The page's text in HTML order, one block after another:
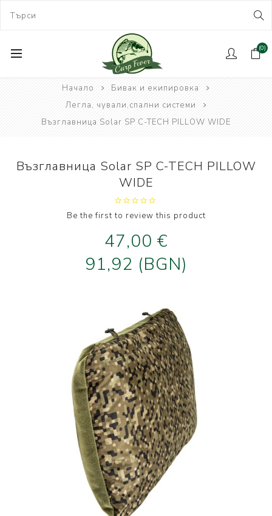
(0)
Начало
Бивак и екипировка
Легла, чували,спални системи
Възглавница Solar SP C-TECH PILLOW WIDE
Възглавница Solar SP C-TECH PILLOW
WIDE
Be the first to review this product
47,00 €
91,92 (BGN)